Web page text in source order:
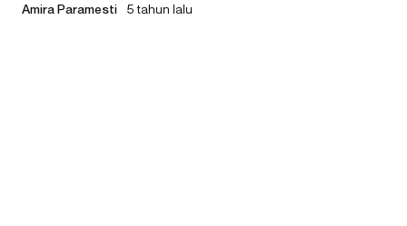
Amira Paramesti 5 tahun lalu